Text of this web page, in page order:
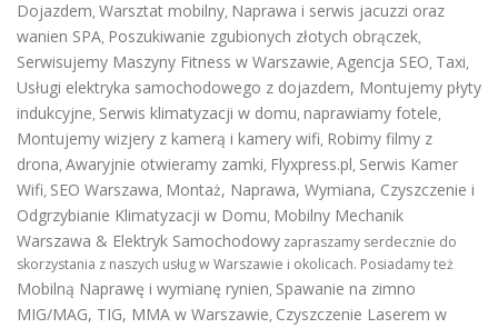
Dojazdem, Warsztat mobilny, Naprawa i serwis jacuzzi oraz
wanien SPA, Poszukiwanie zgubionych złotych obrączek,
Serwisujemy Maszyny Fitness w Warszawie, Agencja SEO, Taxi,
Usługi elektryka samochodowego z dojazdem, Montujemy płyty
indukcyjne, Serwis klimatyzacji w domu, naprawiamy fotele,
Montujemy wizjery z kamerą i kamery wifi, Robimy filmy z
drona, Awaryjnie otwieramy zamki, Flyxpress.pl, Serwis Kamer
Wifi, SEO Warszawa, Montaż, Naprawa, Wymiana, Czyszczenie i
Odgrzybianie Klimatyzacji w Domu, Mobilny Mechanik
Warszawa & Elektryk Samochodowy zapraszamy serdecznie do
skorzystania z naszych usług w Warszawie i okolicach. Posiadamy też
Mobilną Naprawę i wymianę rynien, Spawanie na zimno
MIG/MAG, TIG, MMA w Warszawie, Czyszczenie Laserem w